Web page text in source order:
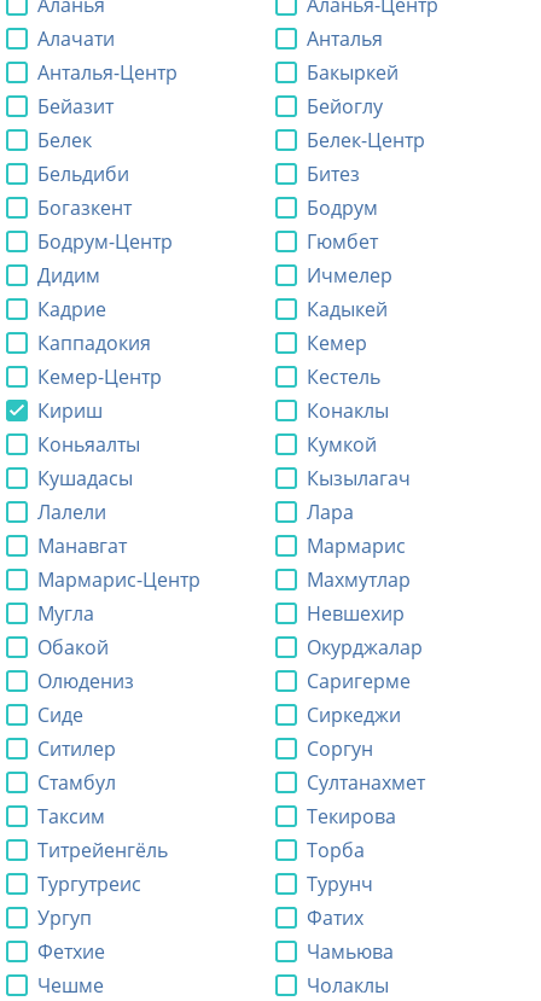
Алачати
Анталья
Анталья-Центр
Бакыркей
Бейазит
Бейоглу
Белек
Белек-Центр
Бельдиби
Битез
Богазкент
Бодрум
Бодрум-Центр
Гюмбет
Дидим
Ичмелер
Кадрие
Кадыкей
Каппадокия
Кемер
Кемер-Центр
Кестель
Кириш
Конаклы
Коньяалты
Кумкой
Кушадасы
Кызылагач
Лалели
Лара
Манавгат
Мармарис
Мармарис-Центр
Махмутлар
Мугла
Невшехир
Обакой
Окурджалар
Олюдениз
Саригерме
Сиде
Сиркеджи
Ситилер
Соргун
Стамбул
Султанахмет
Таксим
Текирова
Титрейенгёль
Торба
Тургутреис
Турунч
Ургуп
Фатих
Фетхие
Чамьюва
Чешме
Чолаклы